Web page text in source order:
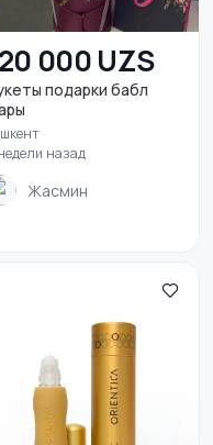
000 UZS
подарки бабл
назад
Жасмин